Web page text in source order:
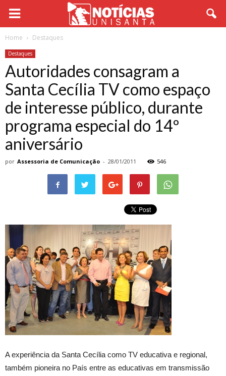
Home Destaques
Destaques
Autoridades consagram a
Santa Cecília TV como espaço
de interesse público, durante
programa especial do 14º
aniversário
por Assessoria de Comunicação - 28/01/2011 546
A experiência da Santa Cecília como TV educativa e regional,
também pioneira no País entre as educativas em transmissão